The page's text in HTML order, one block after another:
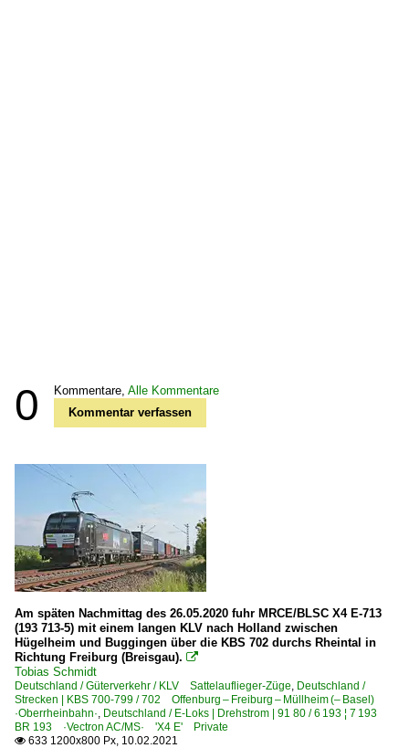
0 Kommentare, Alle Kommentare
Kommentar verfassen
Am späten Nachmittag des 26.05.2020 fuhr MRCE/BLSC X4 E-713
(193 713-5) mit einem langen KLV nach Holland zwischen
Hügelheim und Buggingen über die KBS 702 durchs Rheintal in
Richtung Freiburg (Breisgau). 
Tobias Schmidt
Deutschland / Güterverkehr / KLV Sattelauflieger-Züge, Deutschland /
Strecken | KBS 700-799 / 702 Offenburg – Freiburg – Müllheim (– Basel)
·Oberrheinbahn·, Deutschland / E-Loks | Drehstrom | 91 80 / 6 193 ¦ 7 193
BR 193 ·Vectron AC/MS· 'X4 E' Private
 633 1200x800 Px, 10.02.2021